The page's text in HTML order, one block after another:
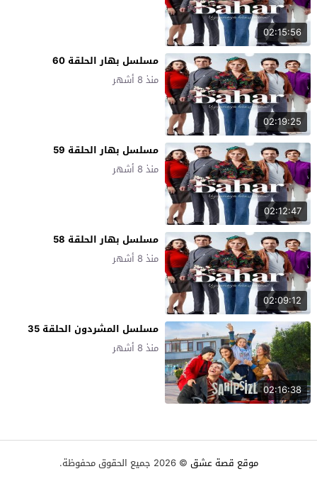
02:15:56
02:19:25
مسلسل بهار الحلقة 60
منذ 8 أشهر
02:12:47
مسلسل بهار الحلقة 59
منذ 8 أشهر
02:09:12
مسلسل بهار الحلقة 58
منذ 8 أشهر
02:16:38
مسلسل المشردون الحلقة 35
منذ 8 أشهر
موقع قصة عشق © 2026 جميع الحقوق محفوظة.